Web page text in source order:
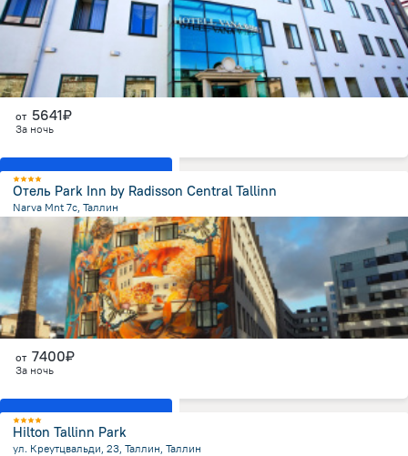
от 5641₽
За ночь
Показать все номера
Отель Park Inn by Radisson Central Tallinn
Narva Mnt 7c, Таллин
907.2 м
от центра
от 7400₽
За ночь
Показать все номера
Hilton Tallinn Park
ул. Креутцвальди, 23, Таллин, Таллин